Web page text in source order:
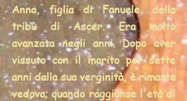
Anna, figlia di Fanuele, della
tribù di Ascer. Era molto
avanzata negli anni. Dopo aver
vissuto con il marito per sette
anni dalla sua verginità, è rimasta
vedova; quando raggiunse l'età di